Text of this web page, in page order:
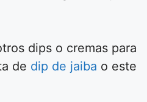
dips o cremas para
de dip de jaiba o este